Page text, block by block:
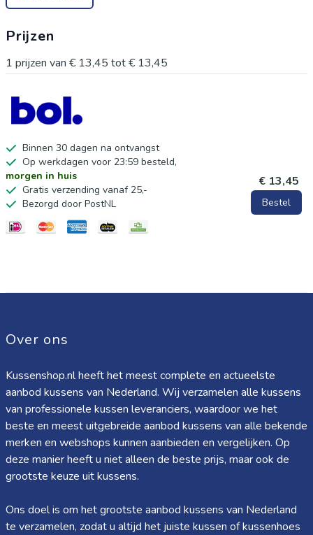
gemakkelijk schoonmaken. Het kussen is van:
katoen/polyester gemaakt. Het tuinkussen is alleen per: 4 te
tuinkussens. Het assortiment van Madison wordt gemaakt in
Europa.
Prijzen
1 prijzen van € 13,45 tot€ 13,45
Binnen 30 dagen na ontvangst
Op werkdagen voor 23:59 besteld,
morgen in huis
Gratis verzending vanaf 25,-
Bezorgd door PostNL
€ 13,45
Bestel
Over ons
Kussenshop.nl heeft het meest complete en actueelste
aanbod kussens van Nederland. Wij verzamelen alle kussens
van professionele kussen leveranciers, waardoor we het
beste en meest uitgebreide aanbod kussens van alle bekende
merken en webshops kunnen aanbieden en vergelijken. Op
deze manier heeft u niet alleen de beste prijs, maar ook de
grootste keuze uit kussens.
Ons doel is om het grootste aanbod kussens van Nederland
te verzamelen, zodat u altijd het juiste kussen of kussenhoes